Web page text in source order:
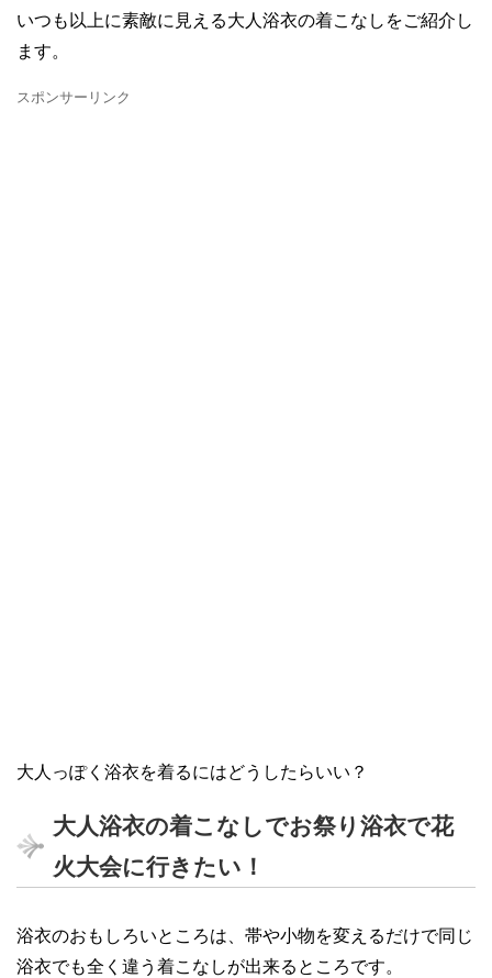
いつも以上に素敵に見える大人浴衣の着こなしをご紹介し
ます。
スポンサーリンク
大人っぽく浴衣を着るにはどうしたらいい？
大人浴衣の着こなしでお祭り浴衣で花
火大会に行きたい！
浴衣のおもしろいところは、帯や小物を変えるだけで同じ
浴衣でも全く違う着こなしが出来るところです。